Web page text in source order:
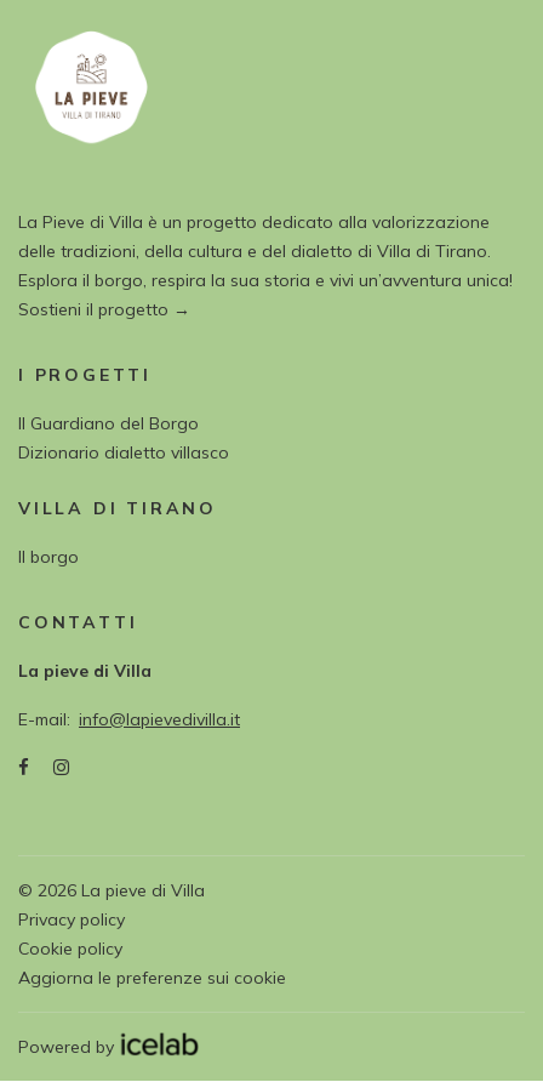
La Pieve di Villa è un progetto dedicato alla valorizzazione
delle tradizioni, della cultura e del dialetto di Villa di Tirano.
Esplora il borgo, respira la sua storia e vivi un’avventura unica!
Sostieni il progetto →
I PROGETTI
Il Guardiano del Borgo
Dizionario dialetto villasco
VILLA DI TIRANO
Il borgo
CONTATTI
La pieve di Villa
E-mail info@lapievedivilla.it
© 2026 La pieve di Villa
Privacy policy
Cookie policy
Aggiorna le preferenze sui cookie
Powered by